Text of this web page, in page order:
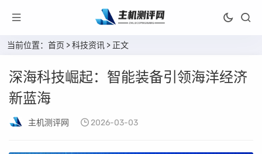
当前位置： 首页 >科技资讯 > 正文
深海科技崛起：智能装备引领海洋经济
新蓝海
主机测评网 2026-03-03